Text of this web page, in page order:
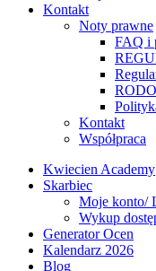
Kontakt
Noty prawne
FAQ i
RODO
Kontakt
Współpraca
Kwiecien Academy
Skarbiec
Moje konto/
Wykup
Generator Ocen
Kalendarz 2026
Blog